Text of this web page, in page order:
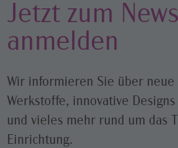
Jetzt zum
anmelden
Wir informieren Sie über neue
Werkstoffe, innovative Designs
und vieles mehr rund um das
Einrichtung.